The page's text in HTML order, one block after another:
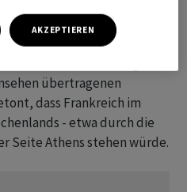
für Griechenland
übertragenen
dass Frankreich im
- etwa durch die
Seite Athens stehen würde.
AKZEPTIEREN